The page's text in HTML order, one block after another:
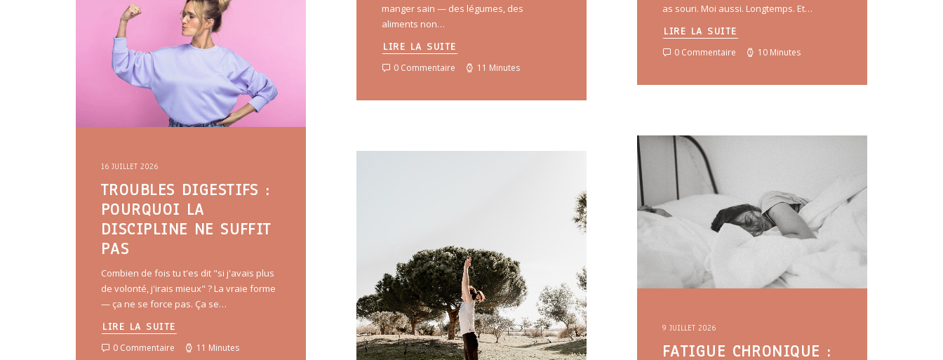
manger sain — des légumes, des
aliments non…
LIRE LA SUITE
0 Commentaire 11 Minutes
as souri. Moi aussi. Longtemps. Et…
LIRE LA SUITE
0 Commentaire 10 Minutes
16 JUILLET 2026
TROUBLES DIGESTIFS :
POURQUOI LA
DISCIPLINE NE SUFFIT
PAS
Combien de fois tu t'es dit "si j'avais plus
de volonté, j'irais mieux" ? La vraie forme
— ça ne se force pas. Ça se…
LIRE LA SUITE
0 Commentaire 11 Minutes
9 JUILLET 2026
FATIGUE CHRONIQUE :